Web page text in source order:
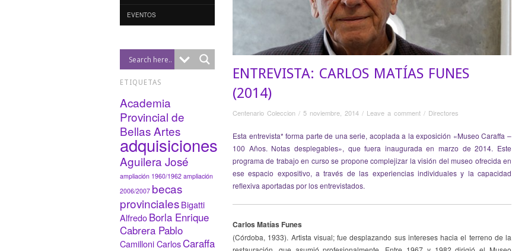
EVENTOS
ETIQUETAS
Academia
Provincial de
Bellas Artes
adquisiciones
Aguilera José
ampliación 1960/1962 ampliación
2006/2007 becas
provincialesBigatti
AlfredoBorla Enrique
Cabrera Pablo
Camilloni CarlosCaraffa
ENTREVISTA: CARLOS MATÍAS FUNES
(2014)
Centenario Coleccion / 5 noviembre, 2014 / Leave a comment / Directores
Esta entrevista* forma parte de una serie, acoplada a la exposición «Museo Caraffa –
100 Años. Notas desplegables», que fuera inaugurada en marzo de 2014. Este
programa de trabajo en curso se propone complejizar la visión del museo ofrecida en
ese espacio expositivo, a través de las experiencias individuales y la capacidad
reflexiva aportadas por los entrevistados.
Carlos Matías Funes
(Córdoba, 1933). Artista visual; fue desplazando sus intereses hacia el terreno de la